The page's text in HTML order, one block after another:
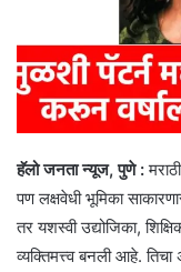
हॅलो जनता न्यूज, पुणे :
पण लक्षवेधी भूमिका
तर यशस्वी उद्योजिका,
व्यक्तिमत्त्व बनली आहे.